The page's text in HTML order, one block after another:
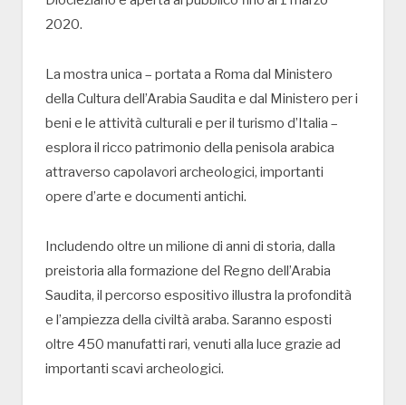
2020.
La mostra unica – portata a Roma dal Ministero
della Cultura dell’Arabia Saudita e dal Ministero per i
beni e le attività culturali e per il turismo d’Italia –
esplora il ricco patrimonio della penisola arabica
attraverso capolavori archeologici, importanti
opere d’arte e documenti antichi.
Includendo oltre un milione di anni di storia, dalla
preistoria alla formazione del Regno dell’Arabia
Saudita, il percorso espositivo illustra la profondità
e l’ampiezza della civiltà araba. Saranno esposti
oltre 450 manufatti rari, venuti alla luce grazie ad
importanti scavi archeologici.